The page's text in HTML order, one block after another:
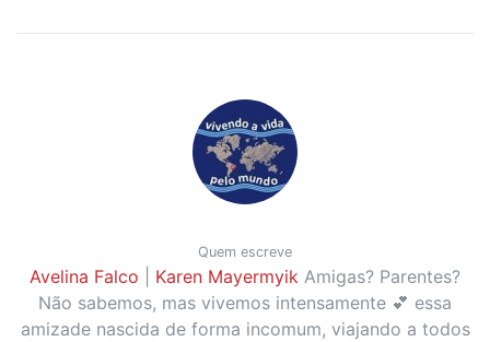
Quem escreve
Avelina Falco Karen Mayermyik Amigas? Parentes?
Não sabemos, mas vivemos intensamente 💕 essa
amizade nascida de forma incomum, viajando a todos